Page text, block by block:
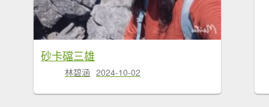
砂卡礑三雄
林碧涵 2024-10-02